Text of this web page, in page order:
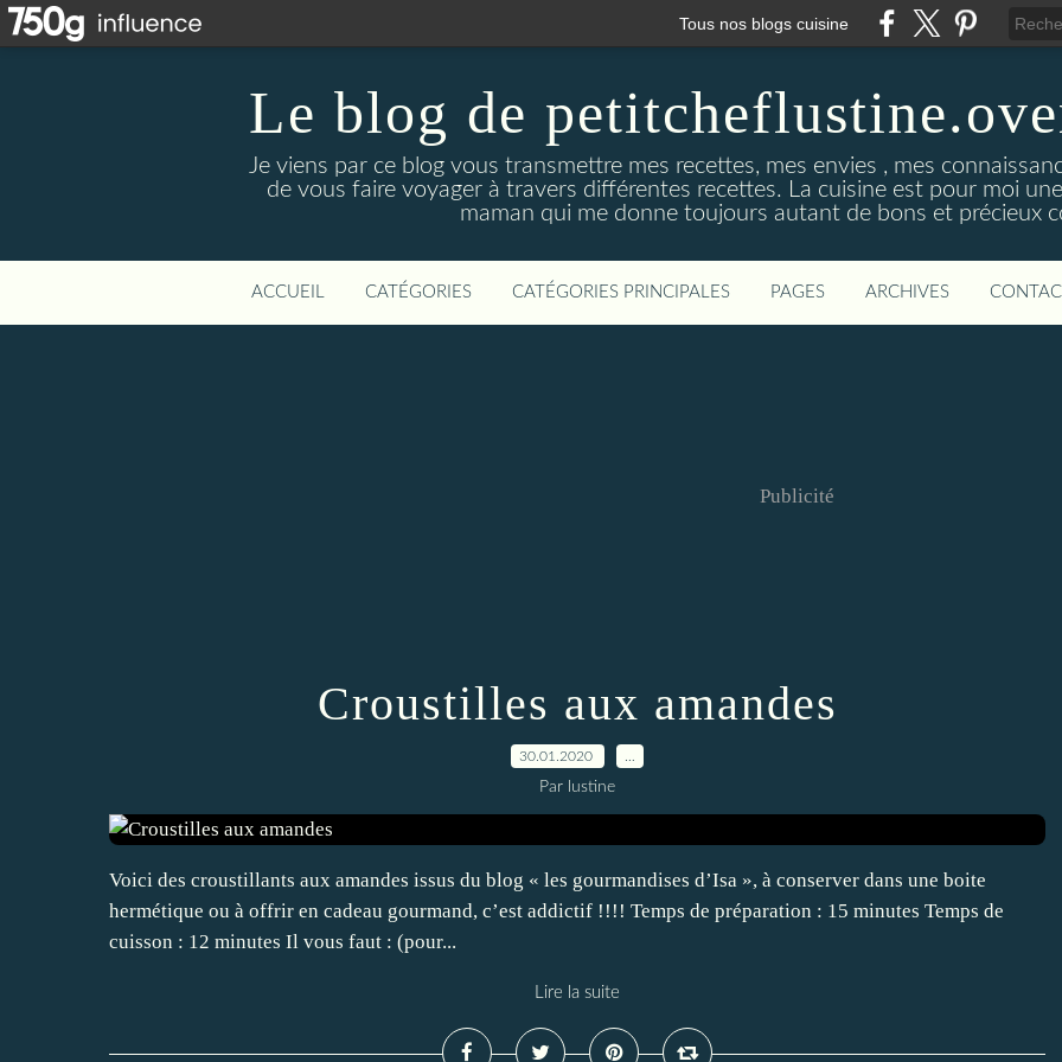
Tous nos blogs cuisine
Le blog de
Je viens par ce blog vous transmettre mes recettes, mes envies , mes
de vous faire voyager à travers différentes recettes. La cuisine est pour moi
maman qui me donne toujours autant de bons et précieux
ACCUEIL CATÉGORIES CATÉGORIES PRINCIPALES PAGES ARCHIVES
Publicité
Croustilles aux amandes
30.01.2020
Par lustine
Voici des croustillants aux amandes issus du blog « les gourmandises d’Isa », à conserver dans une boite
hermétique ou à offrir en cadeau gourmand, c’est addictif !!!! Temps de préparation : 15 minutes Temps de
cuisson : 12 minutes Il vous faut : (pour...
Lire la suite